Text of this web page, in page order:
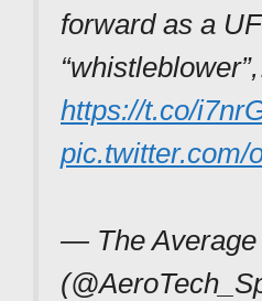
forward as a
https://t.co/
pic.twitter.com/
— The Average